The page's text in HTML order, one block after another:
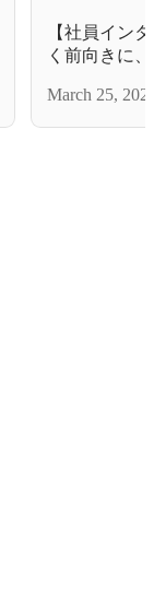
【社員イン
く前向きに
March 25,